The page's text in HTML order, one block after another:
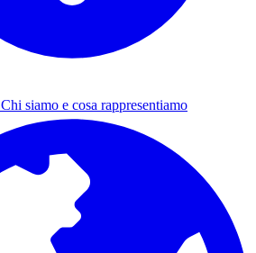
Chi siamo e cosa rappresentiamo